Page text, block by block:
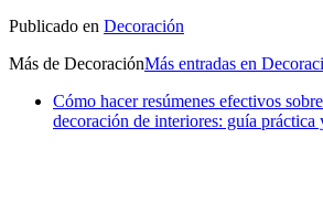
Publicado en Decoración
Más de DecoraciónMás entradas en
Cómo hacer resúmenes efectivos
decoración de interiores: guía práctica